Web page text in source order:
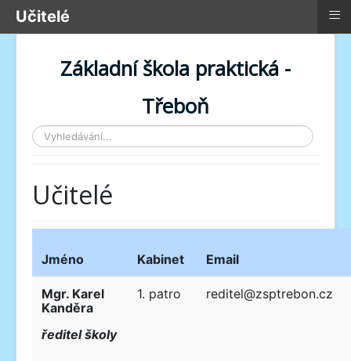
Základní škola praktická -
Třeboň
Vyhledávání...
Učitelé
Jméno Kabinet Email
Mgr. Karel
Kanděra
ředitel školy
1. patro reditel@zsptrebon.cz
Učitelé ≡